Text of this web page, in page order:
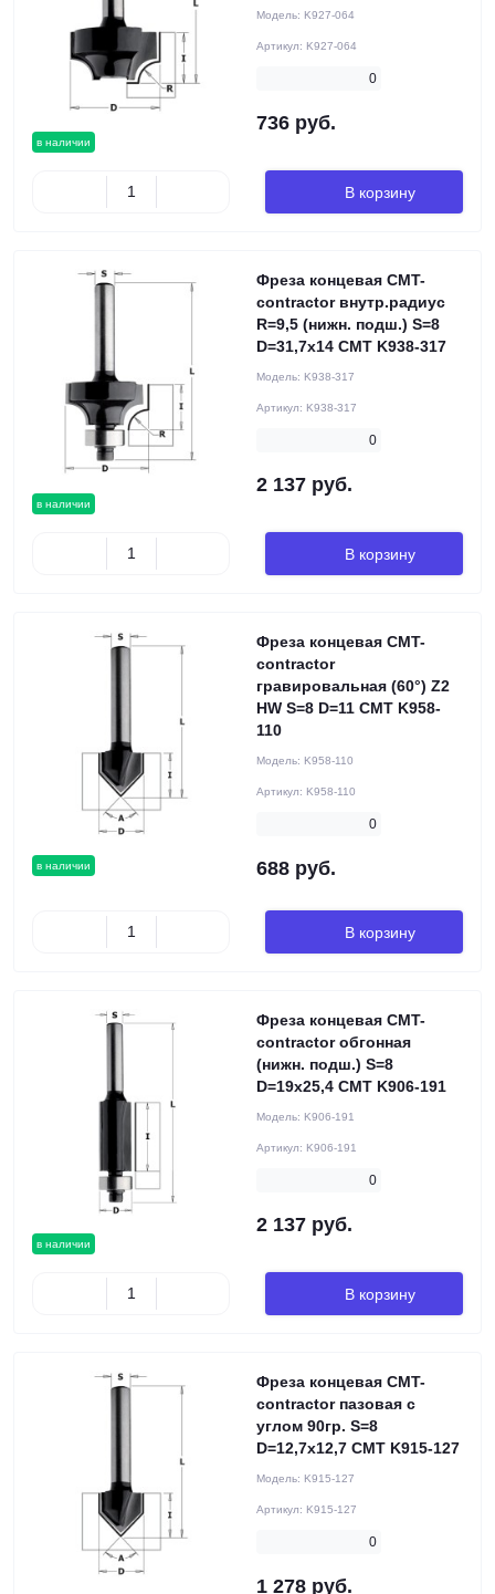
в наличии
Модель: K927-064
Артикул: K927-064
0
736 руб.
В корзину
в наличии
Фреза концевая CMT-
contractor внутр.радиус
R=9,5 (нижн. подш.) S=8
D=31,7x14 CMT K938-317
Модель: K938-317
Артикул: K938-317
0
2 137 руб.
В корзину
в наличии
Фреза концевая CMT-
contractor
гравировальная (60°) Z2
HW S=8 D=11 CMT K958-
110
Модель: K958-110
Артикул: K958-110
0
688 руб.
В корзину
в наличии
Фреза концевая CMT-
contractor обгонная
(нижн. подш.) S=8
D=19x25,4 CMT K906-191
Модель: K906-191
Артикул: K906-191
0
2 137 руб.
В корзину
Фреза концевая CMT-
contractor пазовая c
углом 90гр. S=8
D=12,7x12,7 CMT K915-127
Модель: K915-127
Артикул: K915-127
0
1 278 руб.